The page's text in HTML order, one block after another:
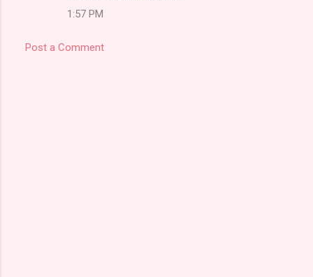
1:57 PM
Post a Comment